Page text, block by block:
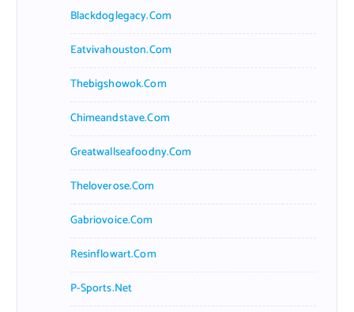
Blackdoglegacy.com
Eatvivahouston.com
Thebigshowok.com
Chimeandstave.com
Greatwallseafoodny.com
Theloverose.com
Gabriovoice.com
Resinflowart.com
P-Sports.net